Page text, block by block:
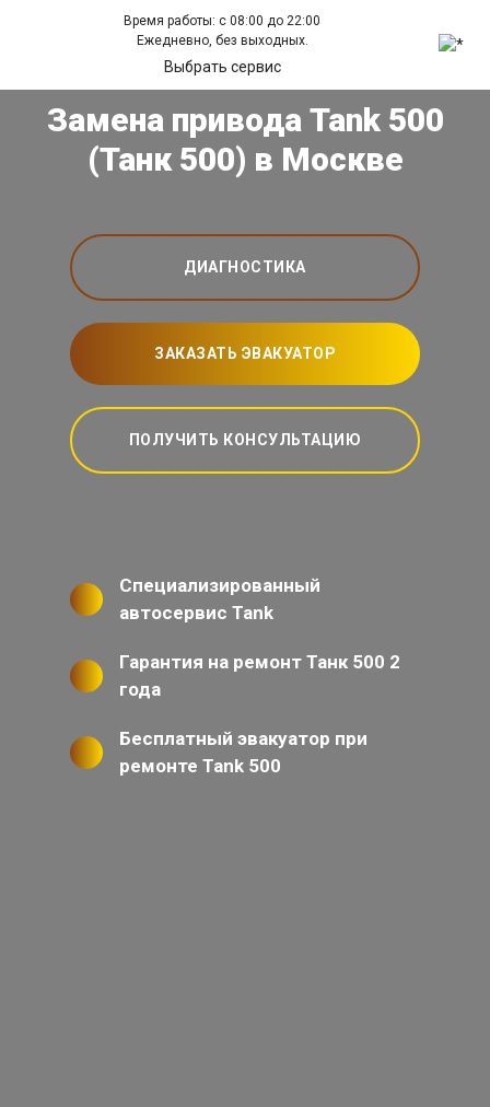
Время работы: с 08:00 до 22:00
Ежедневно, без выходных.
Выбрать сервис
Замена привода Tank 500
(Танк 500) в Москве
ДИАГНОСТИКА
ЗАКАЗАТЬ ЭВАКУАТОР
ПОЛУЧИТЬ КОНСУЛЬТАЦИЮ
Специализированный
автосервис Tank
Гарантия на ремонт Танк 500 2
года
Бесплатный эвакуатор при
ремонте Tank 500